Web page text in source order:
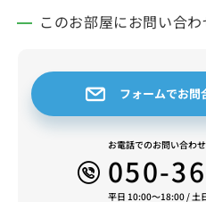
このお部屋にお問い合わ
フォームでお問
お電話でのお問い合わせ
050-
平日 10:00～18:00 / 土